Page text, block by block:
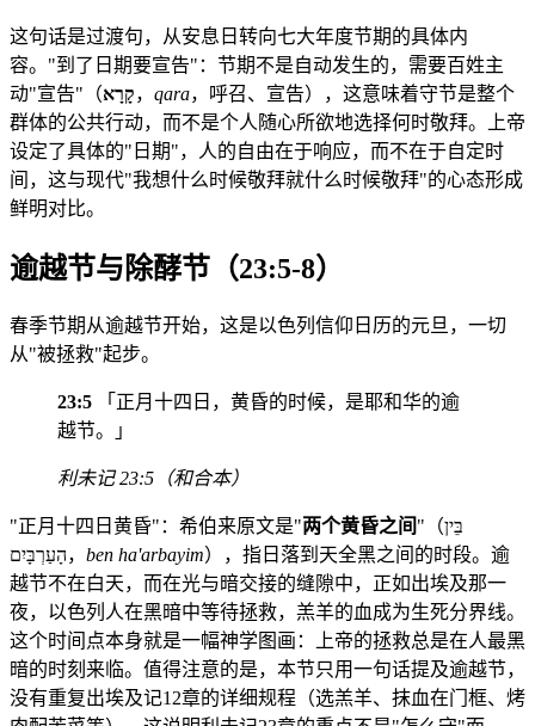
这句话是过渡句，从安息日转向七大年度节期的具体内
容。"到了日期要宣告"：节期不是自动发生的，需要百姓主
动"宣告"（קָרָא， qara，呼召、宣告），这意味着守节是整个
群体的公共行动，而不是个人随心所欲地选择何时敬拜。上帝
设定了具体的"日期"，人的自由在于响应，而不在于自定时
间，这与现代"我想什么时候敬拜就什么时候敬拜"的心态形成
鲜明对比。
逾越节与除酵节（23:5-8）
春季节期从逾越节开始，这是以色列信仰日历的元旦，一切
从"被拯救"起步。
23:5 「正月十四日，黄昏的时候，是耶和华的逾
越节。」
利未记 23:5（和合本）
"正月十四日黄昏"：希伯来原文是"两个黄昏之间 "（בֵּין
הָעַרְבָּיִם， ben ha'arbayim），指日落到天全黑之间的时段。逾
越节不在白天，而在光与暗交接的缝隙中，正如出埃及那一
夜，以色列人在黑暗中等待拯救，羔羊的血成为生死分界线。
这个时间点本身就是一幅神学图画：上帝的拯救总是在人最黑
暗的时刻来临。值得注意的是，本节只用一句话提及逾越节，
没有重复出埃及记12章的详细规程（选羔羊、抹血在门框、烤